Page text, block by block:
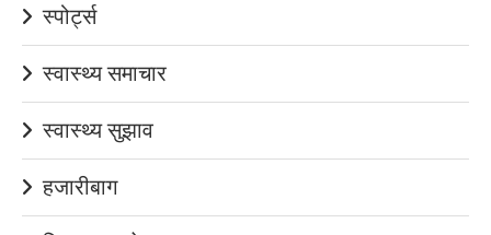
स्पोर्ट्स
स्वास्थ्य समाचार
स्वास्थ्य सुझाव
हजारीबाग